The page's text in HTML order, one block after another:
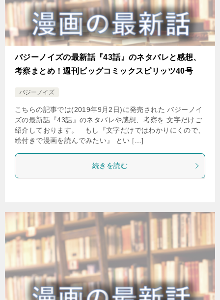
バジーノイズの最新話『43話』のネタバレと感想、
考察まとめ！週刊ビッグコミックスピリッツ40号
バジーノイズ
こちらの記事では(2019年9月2日)に発売された バジーノイ
ズの最新話『43話』のネタバレや感想、考察を 文字だけご
紹介しております。 もし『文字だけではわかりにくので、
絵付きで漫画を読んでみたい』 とい […]
続きを読む